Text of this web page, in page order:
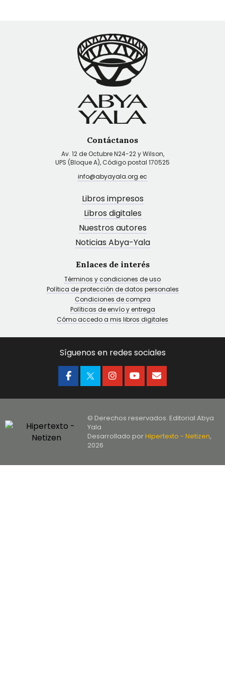
Contáctanos
Av. 12 de Octubre N24-22 y Wilson,
UPS (Bloque A), Código postal 170525
info@abyayala.org.ec
Libros impresos
Libros digitales
Nuestros autores
Noticias Abya-Yala
Enlaces de interés
Términos y condiciones de uso
Política de protección de datos personales
Condiciones de compra
Políticas de envío y entrega
Cómo accedo a mis libros digitales
Síguenos en redes sociales
© Derechos reservados. Editorial Abya
Yala
Desarrollado porHipertexto - Netizen,
2026